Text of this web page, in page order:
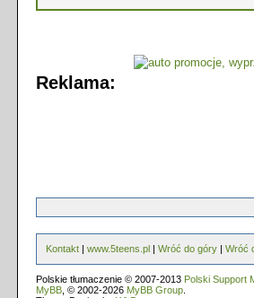
Reklama:
Kontakt | www.5teens.pl | Wróć do góry | Wróć
Polskie tłumaczenie © 2007-2013 Polski Support
MyBB , © 2002-2026 MyBB Group